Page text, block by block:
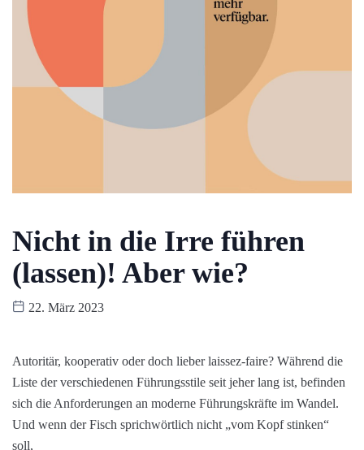
(lassen)! Aber wie?
22. März 2023
Liste der verschiedenen Führungsstile seit jeher lang ist, befinden
sich die Anforderungen an moderne Führungskräfte im Wandel.
Und wenn der Fisch sprichwörtlich nicht „vom Kopf stinken“
soll,
ist es besser, mit der Zeit zu gehen.